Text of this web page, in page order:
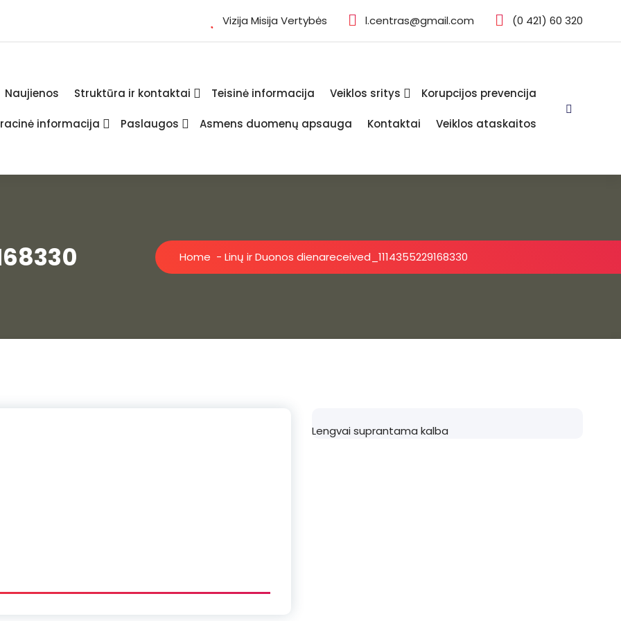
Vizija Misija Vertybės l.centras@gmail.com (0 421) 60 320
Naujienos Struktūra ir kontaktai Teisinė informacija Veiklos sritys Korupcijos prevencija
informacija Paslaugos Asmens duomenų apsauga Kontaktai Veiklos ataskaitos
Home - Linų ir Duonos dienareceived_1114355229168330
Lengvai suprantama kalba